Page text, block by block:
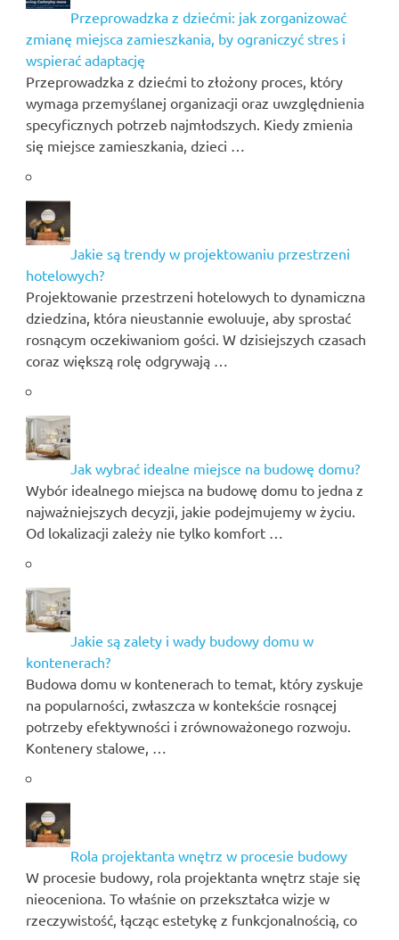
Przeprowadzka z dziećmi: jak zorganizować
zmianę miejsca zamieszkania, by ograniczyć stres i
wspierać adaptację
Przeprowadzka z dziećmi to złożony proces, który
wymaga przemyślanej organizacji oraz uwzględnienia
specyficznych potrzeb najmłodszych. Kiedy zmienia
się miejsce zamieszkania, dzieci …
Jakie są trendy w projektowaniu przestrzeni
hotelowych?
Projektowanie przestrzeni hotelowych to dynamiczna
dziedzina, która nieustannie ewoluuje, aby sprostać
rosnącym oczekiwaniom gości. W dzisiejszych czasach
coraz większą rolę odgrywają …
Jak wybrać idealne miejsce na budowę domu?
Wybór idealnego miejsca na budowę domu to jedna z
najważniejszych decyzji, jakie podejmujemy w życiu.
Od lokalizacji zależy nie tylko komfort …
Jakie są zalety i wady budowy domu w
kontenerach?
Budowa domu w kontenerach to temat, który zyskuje
na popularności, zwłaszcza w kontekście rosnącej
potrzeby efektywności i zrównoważonego rozwoju.
Kontenery stalowe, …
Rola projektanta wnętrz w procesie budowy
W procesie budowy, rola projektanta wnętrz staje się
nieoceniona. To właśnie on przekształca wizje w
rzeczywistość, łącząc estetykę z funkcjonalnością, co